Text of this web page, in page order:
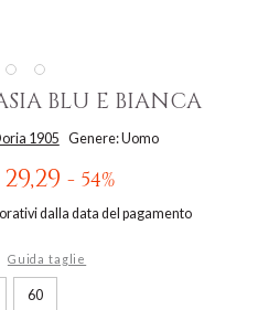
BLU E BIANCA
1905 Genere: Uomo
- 54%
dalla data del pagamento
Guida taglie
60